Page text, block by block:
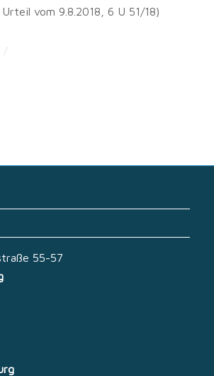
vom 9.8.2018, 6 U 51/18)
/
55-57